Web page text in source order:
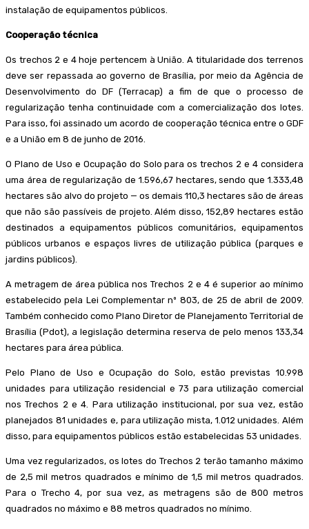
instalação de equipamentos públicos.
Cooperação técnica
Os trechos 2 e 4 hoje pertencem à União. A titularidade dos terrenos
deve ser repassada ao governo de Brasília, por meio da Agência de
Desenvolvimento do DF (Terracap) a fim de que o processo de
regularização tenha continuidade com a comercialização dos lotes.
Para isso, foi assinado um acordo de cooperação técnica entre o GDF
e a União em 8 de junho de 2016.
O Plano de Uso e Ocupação do Solo para os trechos 2 e 4 considera
uma área de regularização de 1.596,67 hectares, sendo que 1.333,48
hectares são alvo do projeto — os demais 110,3 hectares são de áreas
que não são passíveis de projeto. Além disso, 152,89 hectares estão
destinados a equipamentos públicos comunitários, equipamentos
públicos urbanos e espaços livres de utilização pública (parques e
jardins públicos).
A metragem de área pública nos Trechos 2 e 4 é superior ao mínimo
estabelecido pela Lei Complementar nº 803, de 25 de abril de 2009.
Também conhecido como Plano Diretor de Planejamento Territorial de
Brasília (Pdot), a legislação determina reserva de pelo menos 133,34
hectares para área pública.
Pelo Plano de Uso e Ocupação do Solo, estão previstas 10.998
unidades para utilização residencial e 73 para utilização comercial
nos Trechos 2 e 4. Para utilização institucional, por sua vez, estão
planejados 81 unidades e, para utilização mista, 1.012 unidades. Além
disso, para equipamentos públicos estão estabelecidas 53 unidades.
Uma vez regularizados, os lotes do Trechos 2 terão tamanho máximo
de 2,5 mil metros quadrados e mínimo de 1,5 mil metros quadrados.
Para o Trecho 4, por sua vez, as metragens são de 800 metros
quadrados no máximo e 88 metros quadrados no mínimo.